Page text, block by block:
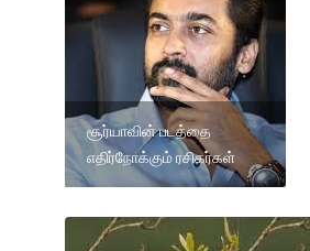
சூர்யாவின் படத்தை
எதிர்நோக்கும் ரசிகர்கள்